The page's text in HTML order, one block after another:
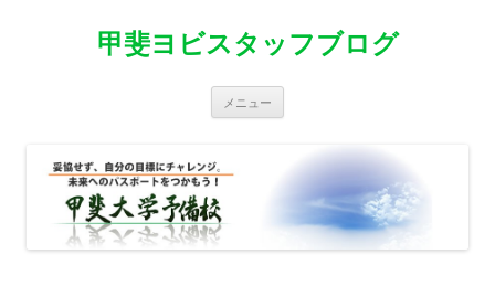
甲斐ヨビスタッフブログ
メニュー
へ